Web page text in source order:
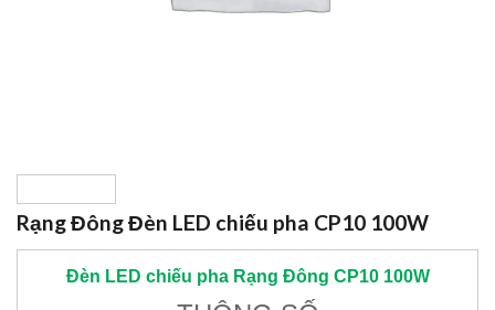
Rạng Đông Đèn LED chiếu pha CP10 100W
Đèn LED chiếu pha Rạng Đông CP10 100W